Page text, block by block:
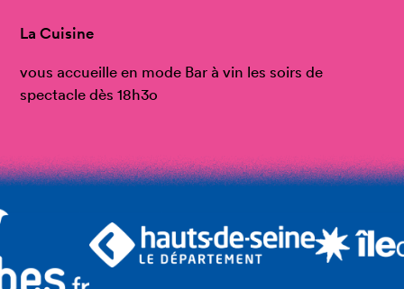
La Cuisine
vous accueille en mode Bar à vin les soirs de
spectacle dès 18h3o